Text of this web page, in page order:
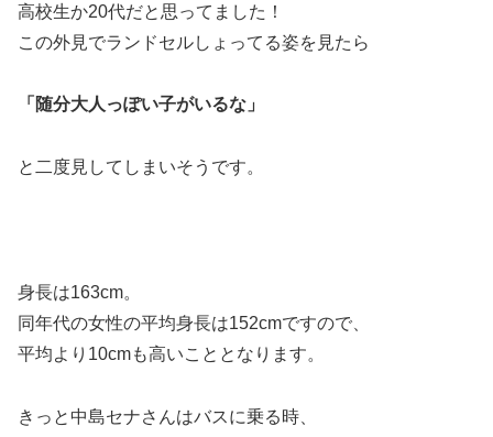
高校生か20代だと思ってました！
この外見でランドセルしょってる姿を見たら
「随分大人っぽい子がいるな」
と二度見してしまいそうです。
身長は163cm。
同年代の女性の平均身長は152cmですので、
平均より10cmも高いこととなります。
きっと中島セナさんはバスに乗る時、